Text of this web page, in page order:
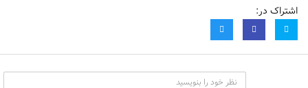
اشتراک در: